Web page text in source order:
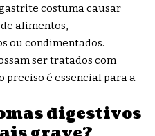
costuma causar
alimentos,
ou condimentados.
ser tratados com
preciso é essencial para a
digestivos